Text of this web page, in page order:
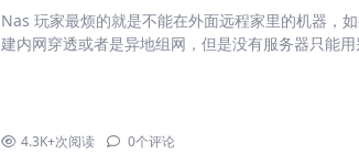
Nas 玩家最烦的就是不能在外面远程家里的机器，
建内网穿透或者是异地组网，但是没有服务器只能
4.3K+次阅读 0个评论